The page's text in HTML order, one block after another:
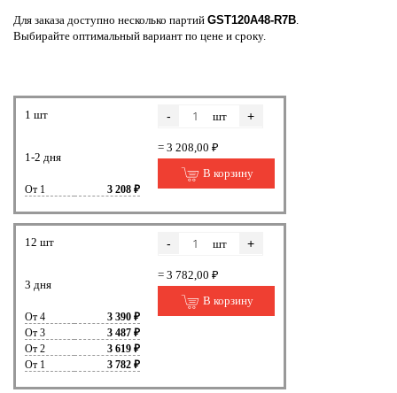
Для заказа доступно несколько партий GST120A48-R7B.
Выбирайте оптимальный вариант по цене и сроку.
1 шт
1-2 дня
От 1 3 208 ₽
- шт +
= 3 208,00 ₽
В корзину
12 шт
3 дня
От 4
3 390 ₽
От 3
3 487 ₽
От 2
3 619 ₽
От 1
3 782 ₽
- шт +
= 3 782,00 ₽
В корзину